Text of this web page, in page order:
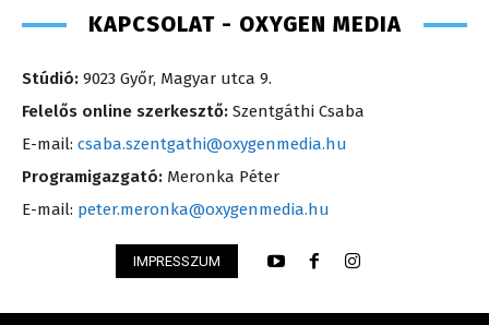
KAPCSOLAT - OXYGEN MEDIA
Stúdió: 9023 Győr, Magyar utca 9.
Felelős online szerkesztő: Szentgáthi Csaba
E-mail: csaba.szentgathi@oxygenmedia.hu
Programigazgató: Meronka Péter
E-mail: peter.meronka@oxygenmedia.hu
IMPRESSZUM